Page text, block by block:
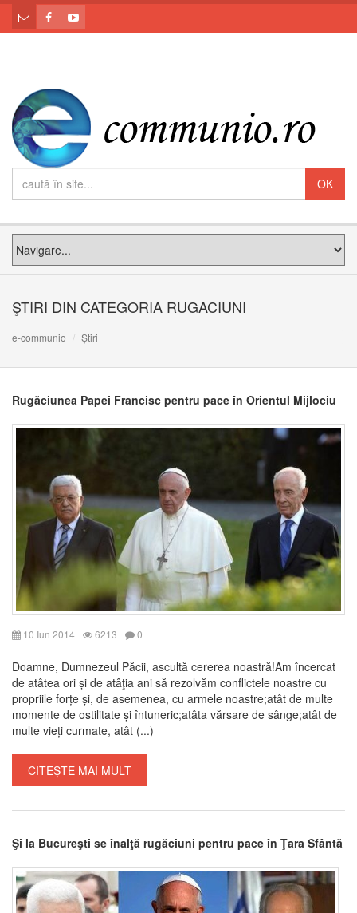
ŞTIRI DIN CATEGORIA RUGACIUNI
e-communio Știri
Rugăciunea Papei Francisc pentru pace în Orientul Mijlociu
10 Iun 2014 6213 0
Doamne, Dumnezeul Păcii, ascultă cererea noastră!Am încercat
de atâtea ori și de atâţia ani să rezolvăm conflictele noastre cu
propriile forțe și, de asemenea, cu armele noastre;atât de multe
momente de ostilitate și întuneric;atâta vărsare de sânge;atât de
multe vieți curmate, atât (...)
CITEȘTE MAI MULT
Şi la Bucureşti se înalţă rugăciuni pentru pace în Ţara Sfântă